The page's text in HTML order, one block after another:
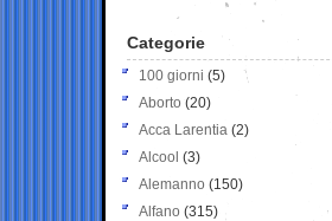
Categorie
100 giorni (5)
Aborto (20)
Acca Larentia (2)
Alcool (3)
Alemanno (150)
Alfano (315)